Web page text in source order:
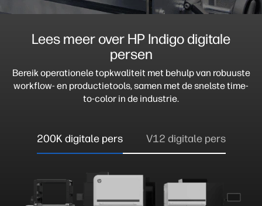
Lees meer over HP Indigo digitale
persen
Bereik operationele topkwaliteit met behulp van robuuste
workflow- en productietools, samen met de snelste time-
to-color in de industrie.
200K digitale pers V12 digitale pers